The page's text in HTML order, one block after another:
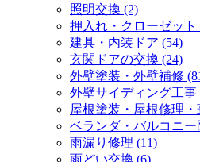
照明交換 (2)
押入れ・クローゼット
建具・内装ドア (54)
玄関ドアの交換 (24)
外壁塗装・外壁補修
外壁サイディング工事
屋根塗装・屋根修理・
ベランダ・バルコニー
雨漏り修理 (11)
雨どい交換 (6)